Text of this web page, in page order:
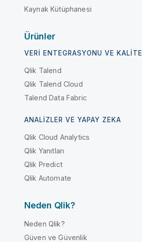
Kaynak Kütüphanesi
Ürünler
VERI ENTEGRASYONU VE KALITE
Qlik Talend
Qlik Talend Cloud
Talend Data Fabric
ANALIZLER VE YAPAY ZEKA
Qlik Cloud Analytics
Qlik Yanıtları
Qlik Predict
Qlik Automate
Neden Qlik?
Neden Qlik?
Güven ve Güvenlik